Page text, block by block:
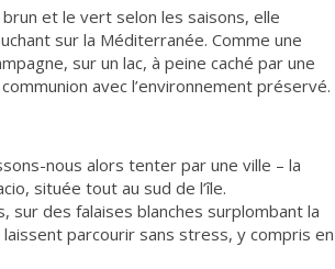
et le vert selon les saisons, elle
sur la Méditerranée. Comme une
sur un lac, à peine caché par une
avec l’environnement préservé.
nous alors tenter par une ville – la
située tout au sud de l’île.
sur des falaises blanches surplombant la
parcourir sans stress, y compris en